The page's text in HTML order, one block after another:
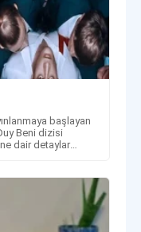
başlayan
Beni dizisi
dair detaylar